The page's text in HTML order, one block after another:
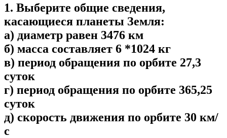
1. Выберите общие сведения,
касающиеся планеты Земля:
а) диаметр равен 3476 км
б) масса составляет 6 *1024 кг
в) период обращения по орбите 27,3
суток
г) период обращения по орбите 365,25
суток
д) скорость движения по орбите 30 км/
с